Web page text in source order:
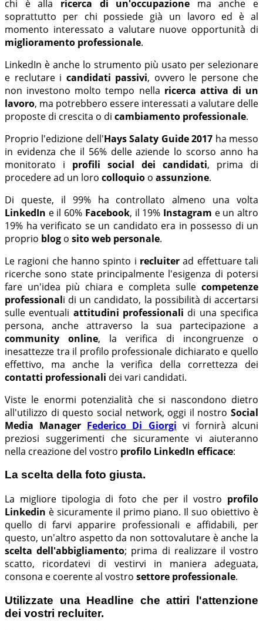
chi è alla ricerca di un'occupazione ma anche e
soprattutto per chi possiede già un lavoro ed è al
momento interessato a valutare nuove opportunità di
miglioramento professionale.
LinkedIn è anche lo strumento più usato per selezionare
e reclutare i candidati passivi, ovvero le persone che
non investono molto tempo nella ricerca attiva di un
lavoro, ma potrebbero essere interessati a valutare delle
proposte di crescita o di cambiamento professionale.
Proprio l'edizione dell'Hays Salaty Guide 2017 ha messo
in evidenza che il 56% delle aziende lo scorso anno ha
monitorato i profili social dei candidati, prima di
procedere ad un loro colloquio o assunzione.
Di queste, il 99% ha controllato almeno una volta
LinkedIn e il 60% Facebook, il 19% Instagram e un altro
19% ha verificato se un candidato era in possesso di un
proprio blog o sito web personale.
Le ragioni che hanno spinto i recluiter ad effettuare tali
ricerche sono state principalmente l'esigenza di potersi
fare un'idea più chiara e completa sulle competenze
professionali di un candidato, la possibilità di accertarsi
sulle eventuali attitudini professionali di una specifica
persona, anche attraverso la sua partecipazione a
community online, la verifica di incongruenze o
inesattezze tra il profilo professionale dichiarato e quello
effettivo, ma anche la verifica della correttezza dei
contatti professionali dei vari candidati.
Viste le enormi potenzialità che si nascondono dietro
all'utilizzo di questo social network, oggi il nostro Social
Media Manager Federico Di Giorgi vi fornirà alcuni
preziosi suggerimenti che sicuramente vi aiuteranno
nella creazione del vostro profilo LinkedIn efficace:
La scelta della foto giusta.
La migliore tipologia di foto che per il vostro profilo
Linkedin è sicuramente il primo piano. Il suo obiettivo è
quello di farvi apparire professionali e affidabili, per
questo, un'altro aspetto da non sottovalutare è anche la
scelta dell'abbigliamento; prima di realizzare il vostro
scatto, ricordatevi di vestirvi in maniera adeguata,
consona e coerente al vostro settore professionale.
Utilizzate una Headline che attiri l'attenzione
dei vostri recluiter.